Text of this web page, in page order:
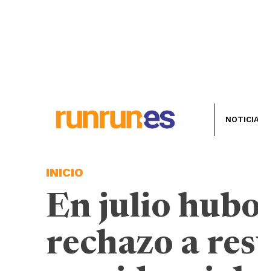
INICIO
En julio
rechazo a